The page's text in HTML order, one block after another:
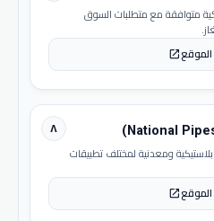
متوافقة مع متطلبات السوق
الموقعopen_in_new
٨
بلاستيكية ومعدنية لمختلف تطبيقات
الموقعopen_in_new